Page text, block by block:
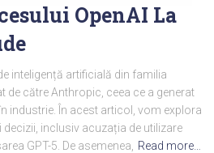
OpenAI La
inteligență artificială din familia
de către Anthropic, ceea ce a generat
industrie. În acest articol, vom explora
inclusiv acuzația de utilizare
GPT-5. De asemenea,
Read more…